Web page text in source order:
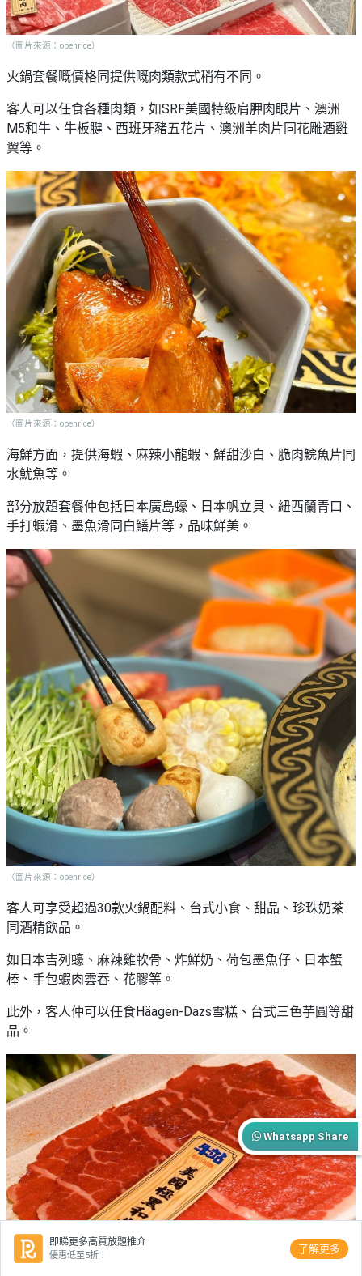
Whatsapp Share
即睇更多高質放題推介
優惠低至5折！
了解更多
（圖片來源：openrice）
火鍋套餐嘅價格同提供嘅肉類款式稍有不同。
客人可以任食各種肉類，如SRF美國特級肩胛肉眼片、澳洲
M5和牛、牛板腱、西班牙豬五花片、澳洲羊肉片同花雕酒雞
翼等。
（圖片來源：openrice）
海鮮方面，提供海蝦、麻辣小龍蝦、鮮甜沙白、脆肉鯇魚片同
水魷魚等。
部分放題套餐仲包括日本廣島蠔、日本帆立貝、紐西蘭青口、
手打蝦滑、墨魚滑同白鱔片等，品味鮮美。
（圖片來源：openrice）
客人可享受超過30款火鍋配料、台式小食、甜品、珍珠奶茶
同酒精飲品。
如日本吉列蠔、麻辣雞軟骨、炸鮮奶、荷包墨魚仔、日本蟹
棒、手包蝦肉雲吞、花膠等。
此外，客人仲可以任食Häagen-Dazs雪糕、台式三色芋圓等甜
品。